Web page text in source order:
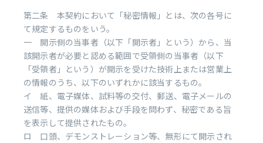
第二条 本契約において「秘密情報」とは、次の各号に
て規定するものをいう。
一 開示側の当事者（以下「開示者」という）から、当
該開示者が必要と認める範囲で受領側の当事者（以下
「受領者」という）が開示を受けた技術上または営業上
の情報のうち、以下のいずれかに該当するもの。
イ 紙、電子媒体、試料等の交付、郵送、電子メールの
送信等、提供の媒体および手段を問わず、秘密である旨
を表示して提供されたもの。
ロ 口頭、デモンストレーション等、無形にて開示され